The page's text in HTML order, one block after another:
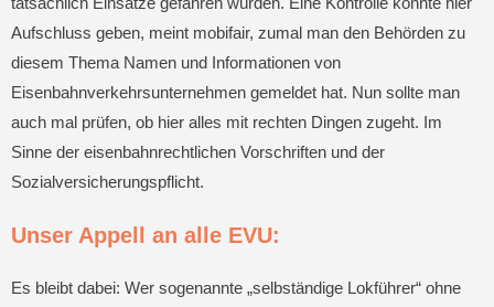
Aufschluss geben, meint mobifair, zumal man den Behörden zu
diesem Thema Namen und Informationen von
Eisenbahnverkehrsunternehmen gemeldet hat. Nun sollte man
auch mal prüfen, ob hier alles mit rechten Dingen zugeht. Im
Sinne der eisenbahnrechtlichen Vorschriften und der
Sozialversicherungspflicht.
Unser Appell an alle EVU:
Es bleibt dabei: Wer sogenannte „selbständige Lokführer“ ohne